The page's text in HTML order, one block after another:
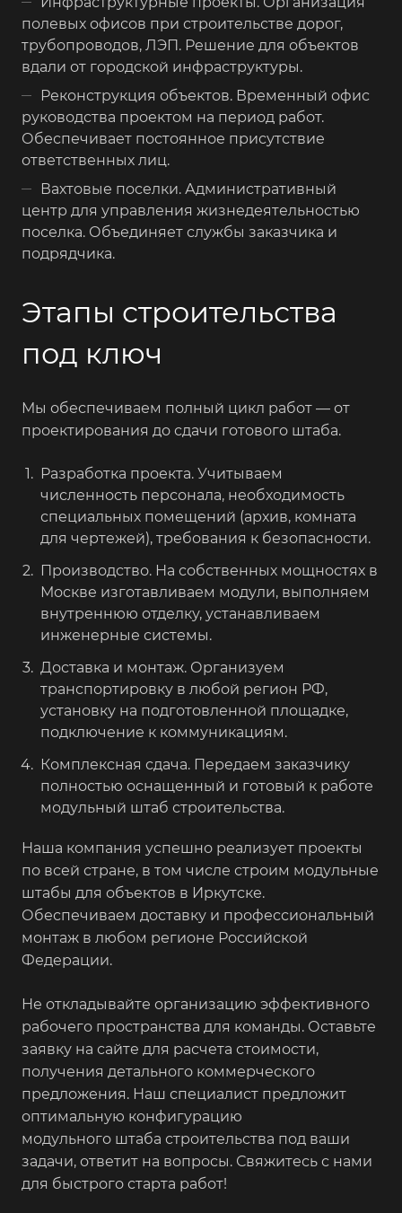
полевых офисов при строительстве дорог,
трубопроводов, ЛЭП. Решение для объектов
вдали от городской инфраструктуры.
Реконструкция объектов. Временный офис
руководства проектом на период работ.
Обеспечивает постоянное присутствие
ответственных лиц.
Вахтовые поселки. Административный
центр для управления жизнедеятельностью
поселка. Объединяет службы заказчика и
подрядчика.
Этапы строительства
под ключ
Мы обеспечиваем полный цикл работ — от
проектирования до сдачи готового штаба.
Разработка проекта. Учитываем
численность персонала, необходимость
специальных помещений (архив, комната
для чертежей), требования к безопасности.
Производство. На собственных мощностях в
Москве изготавливаем модули, выполняем
внутреннюю отделку, устанавливаем
инженерные системы.
Доставка и монтаж. Организуем
транспортировку в любой регион РФ,
установку на подготовленной площадке,
подключение к коммуникациям.
Комплексная сдача. Передаем заказчику
полностью оснащенный и готовый к работе
модульный штаб строительства.
Наша компания успешно реализует проекты
по всей стране, в том числе строим модульные
штабы для объектов в Иркутске.
Обеспечиваем доставку и профессиональный
монтаж в любом регионе Российской
Федерации.
Не откладывайте организацию эффективного
рабочего пространства для команды. Оставьте
заявку на сайте для расчета стоимости,
получения детального коммерческого
предложения. Наш специалист предложит
оптимальную конфигурацию
модульного штаба строительства под ваши
задачи, ответит на вопросы. Свяжитесь с нами
для быстрого старта работ!